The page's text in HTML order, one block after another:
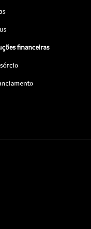
financeiras